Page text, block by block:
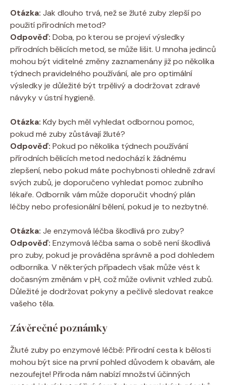
Otázka: Jak dlouho trvá, než se žluté zuby zlepší po
použití přírodních metod?
Odpověď: Doba, po kterou se projeví výsledky
přírodních bělicích metod, se může lišit. U mnoha jedinců
mohou být viditelné změny zaznamenány již po několika
týdnech pravidelného používání, ale pro optimální
výsledky je důležité být trpělivý a dodržovat zdravé
návyky v ústní hygieně.
Otázka: Kdy bych měl vyhledat odbornou pomoc,
pokud mé zuby zůstávají žluté?
Odpověď: Pokud po několika týdnech používání
přírodních bělicích metod nedochází k žádnému
zlepšení, nebo pokud máte pochybnosti ohledně zdraví
svých zubů, je doporučeno vyhledat pomoc zubního
lékaře. Odborník vám může doporučit vhodný plán
léčby nebo profesionální bělení, pokud je to nezbytné.
Otázka: Je enzymová léčba škodlivá pro zuby?
Odpověď: Enzymová léčba sama o sobě není škodlivá
pro zuby, pokud je prováděna správně a pod dohledem
odborníka. V některých případech však může vést k
dočasným změnám v pH, což může ovlivnit vzhled zubů.
Důležité je dodržovat pokyny a pečlivě sledovat reakce
vašeho těla.
Závěrečné poznámky
Žluté zuby po enzymové léčbě: Přírodní cesta k bělosti
mohou být sice na první pohled důvodem k obavám, ale
nezoufejte! Příroda nám nabízí množství účinných